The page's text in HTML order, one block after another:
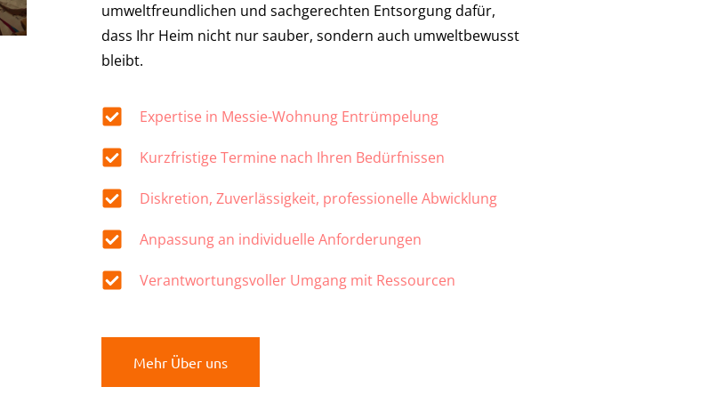
umweltfreundlichen und sachgerechten Entsorgung dafür,
dass Ihr Heim nicht nur sauber, sondern auch umweltbewusst
bleibt.
Expertise in Messie-Wohnung Entrümpelung
Kurzfristige Termine nach Ihren Bedürfnissen
Diskretion, Zuverlässigkeit, professionelle Abwicklung
Anpassung an individuelle Anforderungen
Verantwortungsvoller Umgang mit Ressourcen
Mehr Über uns